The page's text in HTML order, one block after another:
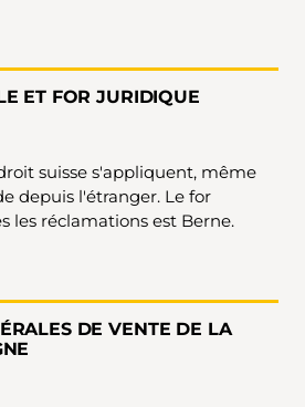
ET FOR JURIDIQUE
suisse s'appliquent, même
depuis l'étranger. Le for
les réclamations est Berne.
DE VENTE DE LA